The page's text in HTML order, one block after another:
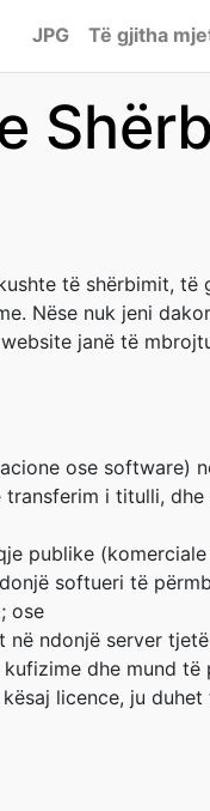
JPG Të gjitha
të shërbimit,
Nëse nuk jeni
janë të
ose software)
i titulli,
publike
softueri të
ose
ndonjë server
dhe mund
licence, ju